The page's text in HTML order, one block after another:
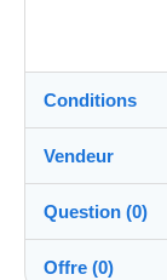
(1) En envoi
pertes de la
(2) Pour plus
C’est vous qui
N’hésitez pas
Delcampe et
Conditions
Voir la liste
Expédition
Envoi après
Vendeur
Question (0)
Offre (0)